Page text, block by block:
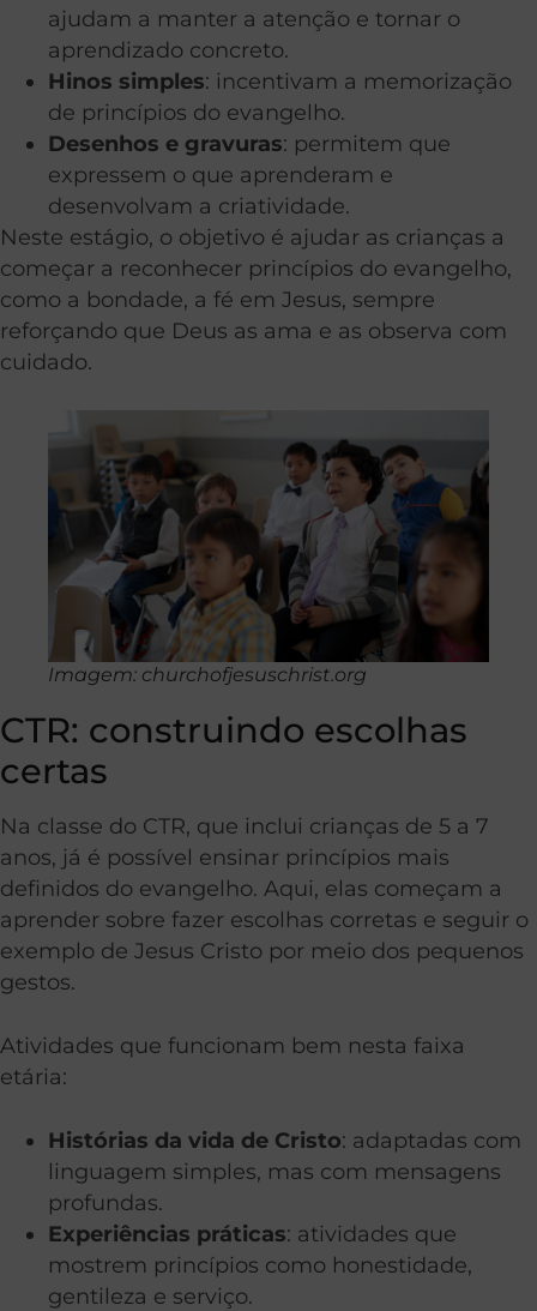
ajudam a manter a atenção e tornar o
aprendizado concreto.
Hinos simples: incentivam a memorização
de princípios do evangelho.
Desenhos e gravuras: permitem que
expressem o que aprenderam e
desenvolvam a criatividade.
Neste estágio, o objetivo é ajudar as crianças a
começar a reconhecer princípios do evangelho,
como a bondade, a fé em Jesus, sempre
reforçando que Deus as ama e as observa com
cuidado.
Imagem: churchofjesuschrist.org
CTR: construindo escolhas
certas
Na classe do CTR, que inclui crianças de 5 a 7
anos, já é possível ensinar princípios mais
definidos do evangelho. Aqui, elas começam a
aprender sobre fazer escolhas corretas e seguir o
exemplo de Jesus Cristo por meio dos pequenos
gestos.
Atividades que funcionam bem nesta faixa
etária:
Histórias da vida de Cristo: adaptadas com
linguagem simples, mas com mensagens
profundas.
Experiências práticas: atividades que
mostrem princípios como honestidade,
gentileza e serviço.